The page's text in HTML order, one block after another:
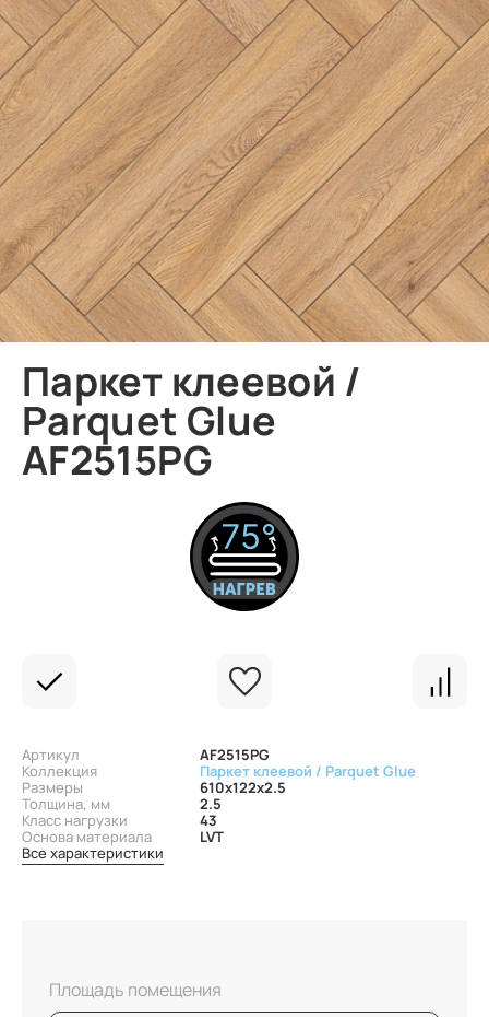
Паркет клеевой /
Parquet Glue
AF2515PG
Артикул
AF2515PG
Коллекция
Паркет клеевой / Parquet Glue
Размеры
610x122x2.5
Толщина, мм
2.5
Класс нагрузки
43
Основа материала
LVT
Все характеристики
Площадь помещения